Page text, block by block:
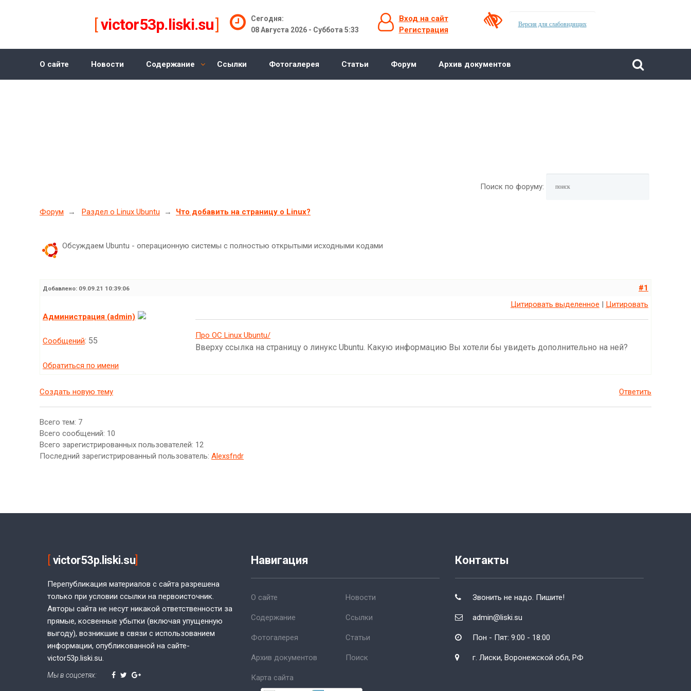
[victor53p.liski.su]
Сегодня:
08 Августа 2026 - Суббота 5:33
Вход на сайт
Регистрация
О сайте Новости Содержание Ссылки Фотогалерея Статьи Форум Архив документов
Поиск по форуму:
Форум → Раздел о Linux Ubuntu → Что добавить на страницу о Linux?
Обсуждаем Ubuntu - операционную системы с полностью открытыми исходными кодами
Добавлено: 09.09.21 10:39:06 #1
Администрация (admin)
Сообщений: 55
Обратиться по имени
Цитировать выделенное | Цитировать
Про ОС Linux Ubuntu/
Вверху ссылка на страницу о линукс Ubuntu. Какую информацию Вы хотели бы увидеть дополнительно на ней?
Создать новую тему Ответить
Всего тем: 7
Всего сообщений: 10
Всего зарегистрированных пользователей: 12
Последний зарегистрированный пользователь: Alexsfndr
victor53p.liski.su]
Перепубликация материалов с сайта разрешена
только при условии ссылки на первоисточник.
Авторы сайта не несут никакой ответственности за
прямые, косвенные убытки (включая упущенную
выгоду), возникшие в связи с использованием
информации, опубликованной на сайте-
victor53p.liski.su.
Мы в соцсетях:
Навигация
О сайте Новости
Содержание Ссылки
Фотогалерея Статьи
Архив документов Поиск
Карта сайта
Контакты
Звонить не надо. Пишите!
admin@liski.su
Пон - Пят: 9:00 - 18:00
г. Лиски, Воронежской обл, РФ